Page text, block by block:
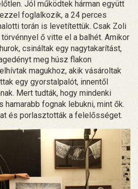
Jól működtek hárman együtt
foglalkozik, a 24 perces
torán is levetítettük. Csak Zoli
ő vitte el a balhét. Amikor
csináltak egy nagytakarítást,
meg húsz flakon
magukhoz, akik vásároltak
egy gyorstalpalót, innentől
Mert tudták, hogy mindenki
fognak lebukni, mint ők.
és porlasztották a felelősséget.